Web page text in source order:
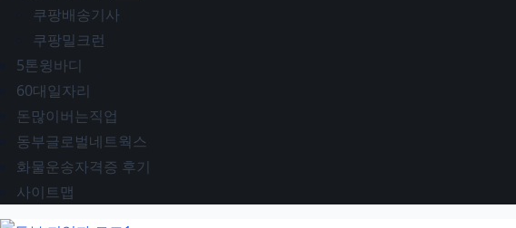
쿠팡배송기사
쿠팡밀크런
5톤윙바디
60대일자리
돈많이버는직업
동부글로벌네트웍스
화물운송자격증 후기
사이트맵